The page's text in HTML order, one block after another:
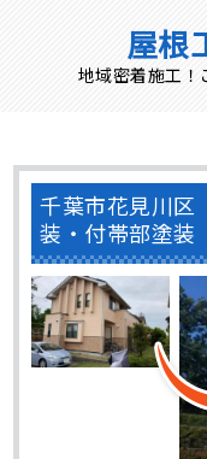
屋根
地域密着施工！
千葉市花見川
装・付帯部塗装